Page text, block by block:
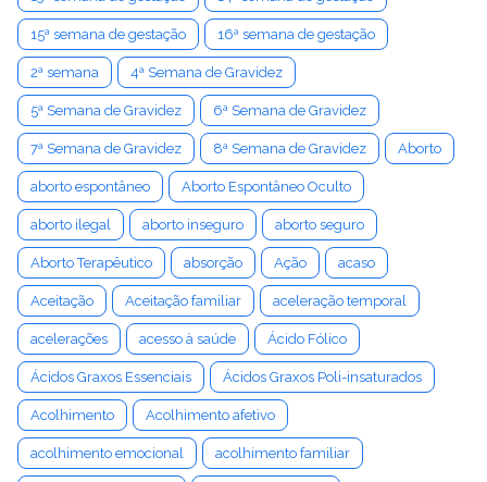
15ª semana de gestação 16ª semana de gestação
2ª semana 4ª Semana de Gravidez
5ª Semana de Gravidez 6ª Semana de Gravidez
7ª Semana de Gravidez 8ª Semana de Gravidez Aborto
aborto espontâneo Aborto Espontâneo Oculto
aborto ilegal aborto inseguro aborto seguro
Aborto Terapêutico absorção Ação acaso
Aceitação Aceitação familiar aceleração temporal
acelerações acesso à saúde Ácido Fólico
Ácidos Graxos Essenciais Ácidos Graxos Poli-insaturados
Acolhimento Acolhimento afetivo
acolhimento emocional acolhimento familiar